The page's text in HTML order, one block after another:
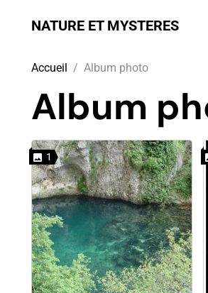
NATURE ET MYSTERES
Accueil Album photo
Album
1